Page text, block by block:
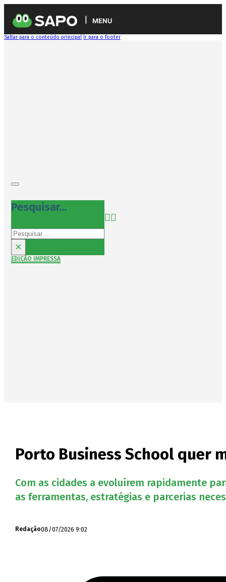
MENU
Saltar para o conteúdo principal Ir para o footer
Pesquisar...
Pesquisar
×
EDIÇÃO IMPRESSA
Porto Business School quer
Com as cidades a evoluírem rapidamente
as ferramentas, estratégias e parcerias
Redação08/07/2026 9:02